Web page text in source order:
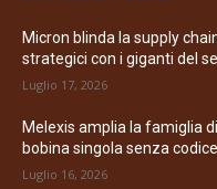
Micron blinda la supply
strategici con i giganti del
Luglio 17, 2026
Melexis amplia la famiglia
bobina singola senza
Luglio 16, 2026